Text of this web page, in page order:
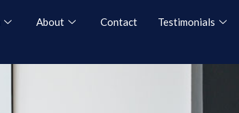
About Contact
Testimonials